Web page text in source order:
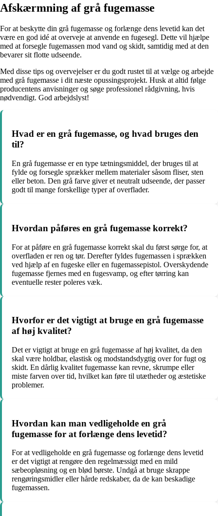
Afskærmning af grå fugemasse
For at beskytte din grå fugemasse og forlænge dens levetid kan det
være en god idé at overveje at anvende en fugesegl. Dette vil hjælpe
med at forsegle fugemassen mod vand og skidt, samtidig med at den
bevarer sit flotte udseende.
Med disse tips og overvejelser er du godt rustet til at vælge og arbejde
med grå fugemasse i dit næste opussingsprojekt. Husk at altid følge
producentens anvisninger og søge professionel rådgivning, hvis
nødvendigt. God arbejdslyst!
Hvad er en grå fugemasse, og hvad bruges den
til?
En grå fugemasse er en type tætningsmiddel, der bruges til at
fylde og forsegle sprækker mellem materialer såsom fliser, sten
eller beton. Den grå farve giver et neutralt udseende, der passer
godt til mange forskellige typer af overflader.
Hvordan påføres en grå fugemasse korrekt?
For at påføre en grå fugemasse korrekt skal du først sørge for, at
overfladen er ren og tør. Derefter fyldes fugemassen i sprækken
ved hjælp af en fugeske eller en fugemassepistol. Overskydende
fugemasse fjernes med en fugesvamp, og efter tørring kan
eventuelle rester poleres væk.
Hvorfor er det vigtigt at bruge en grå fugemasse
af høj kvalitet?
Det er vigtigt at bruge en grå fugemasse af høj kvalitet, da den
skal være holdbar, elastisk og modstandsdygtig over for fugt og
skidt. En dårlig kvalitet fugemasse kan revne, skrumpe eller
miste farven over tid, hvilket kan føre til utætheder og æstetiske
problemer.
Hvordan kan man vedligeholde en grå
fugemasse for at forlænge dens levetid?
For at vedligeholde en grå fugemasse og forlænge dens levetid
er det vigtigt at rengøre den regelmæssigt med en mild
sæbeopløsning og en blød børste. Undgå at bruge skrappe
rengøringsmidler eller hårde redskaber, da de kan beskadige
fugemassen.